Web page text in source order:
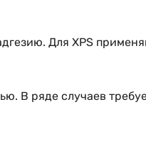
Для XPS
В ряде случаев